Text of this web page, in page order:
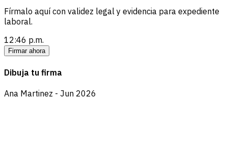
Fírmalo aquí con validez legal y evidencia para expediente
laboral.
12:46 p.m.
Firmar ahora
Dibuja tu firma
Ana Martinez - Jun 2026